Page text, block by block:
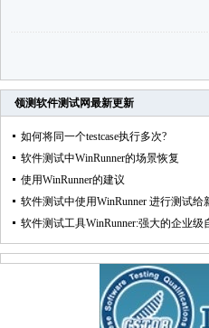
领测软件测试网最新更新
如何将同一个testcase执行多次?
软件测试中WinRunner的场景恢复
使用WinRunner的建议
软件测试中使用WinRunner 进行测试给
软件测试工具WinRunner:强大的企业级